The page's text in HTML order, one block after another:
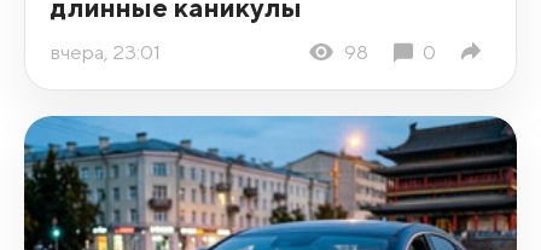
вчера, 23:01 98 0